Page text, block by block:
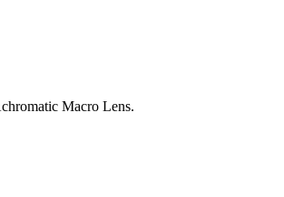
Macro Lens.